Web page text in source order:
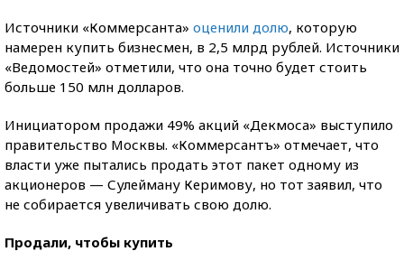
Источники «Коммерсанта» оценили долю, которую
намерен купить бизнесмен, в 2,5 млрд рублей. Источники
«Ведомостей» отметили, что она точно будет стоить
больше 150 млн долларов.
Инициатором продажи 49% акций «Декмоса» выступило
правительство Москвы. «Коммерсантъ» отмечает, что
власти уже пытались продать этот пакет одному из
акционеров — Сулейману Керимову, но тот заявил, что
не собирается увеличивать свою долю.
Продали, чтобы купить